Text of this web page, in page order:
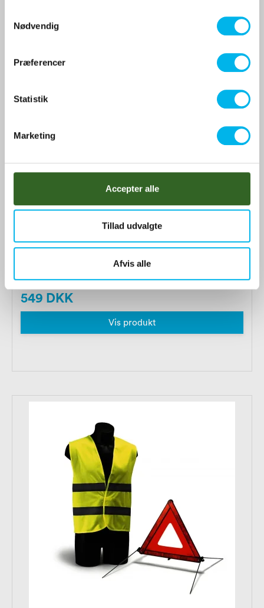
Nødvendig
Præferencer
Statistik
Marketing
Accepter alle
Tillad udvalgte
Afvis alle
Peugeot sikkerhedspakke mellem
549 DKK
Vis produkt